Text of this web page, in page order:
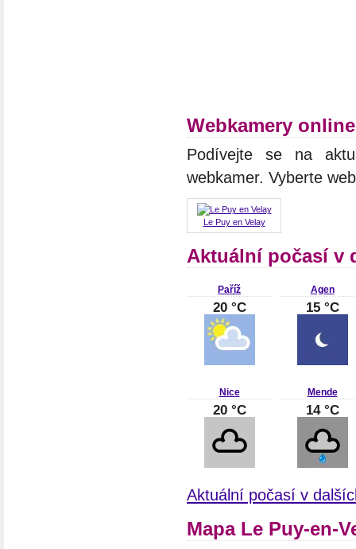
Webkamery
Podívejte se na
webkamer. Vyberte
Le Puy en Velay
Aktuální počasí v
Paříž
20 °C
Agen
15 °C
Nice
20 °C
Mende
14 °C
Aktuální počasí v
Mapa Le Puy-en-